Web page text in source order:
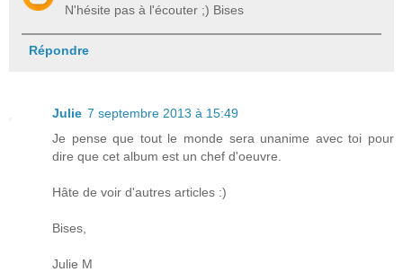
N'hésite pas à l'écouter ;) Bises
Répondre
Julie 7 septembre 2013 à 15:49
Je pense que tout le monde sera unanime avec toi pour
dire que cet album est un chef d'oeuvre.
Hâte de voir d'autres articles :)
Bises,
Julie M